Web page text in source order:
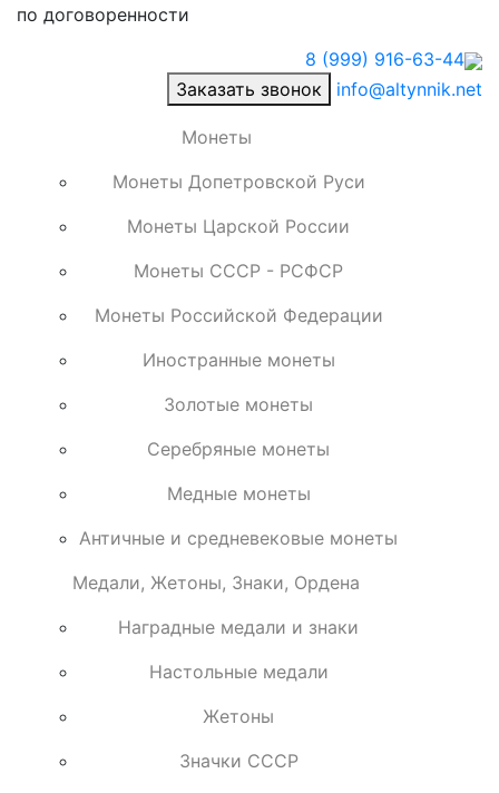
по договоренности
8 (999) 916-63-44
Заказать звонок
info@altynnik.net
Монеты
Монеты Допетровской Руси
Монеты Царской России
Монеты СССР - РСФСР
Монеты Российской Федерации
Иностранные монеты
Золотые монеты
Серебряные монеты
Медные монеты
Античные и средневековые монеты
Медали, Жетоны, Знаки, Ордена
Наградные медали и знаки
Настольные медали
Жетоны
Значки СССР